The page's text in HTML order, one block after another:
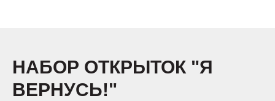
НАБОР ОТКРЫТОК "Я
ВЕРНУСЬ!"